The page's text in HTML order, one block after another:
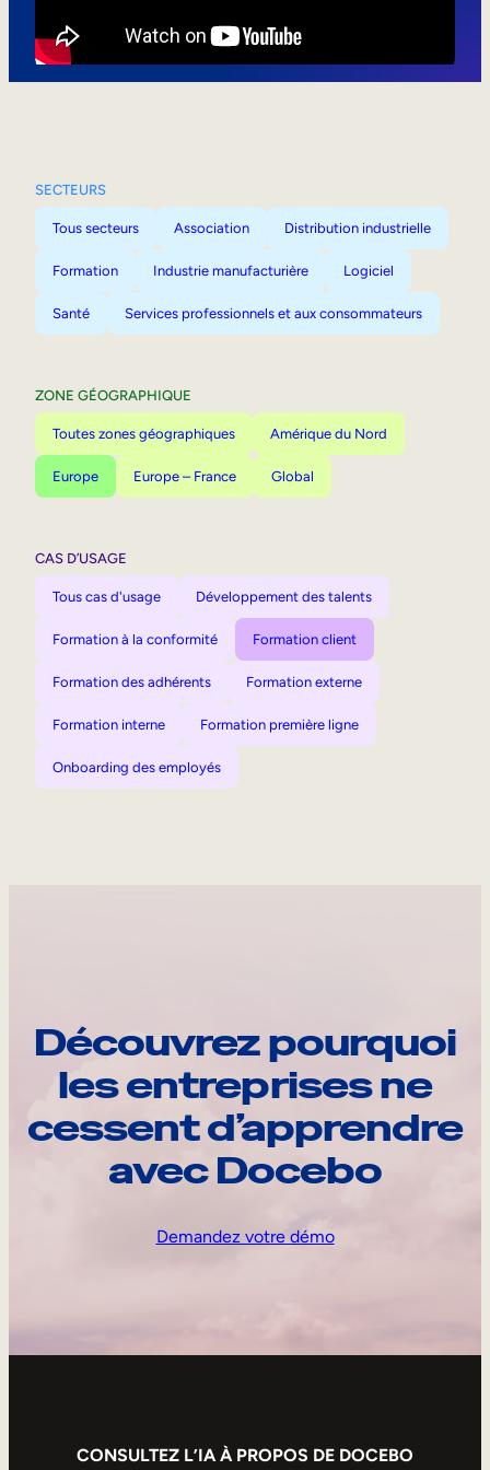
SECTEURS
Tous secteurs Association Distribution industrielle
Formation Industrie manufacturière Logiciel
Santé Services professionnels et aux consommateurs
ZONE GÉOGRAPHIQUE
Toutes zones géographiques Amérique du Nord
Europe Europe – France Global
CAS D’USAGE
Tous cas d'usage Développement des talents
Formation à la conformité Formation client
Formation des adhérents Formation externe
Formation interne Formation première ligne
Onboarding des employés
Découvrez pourquoi
les entreprises ne
cessent d’apprendre
avec Docebo
Demandez votre démo
CONSULTEZ L’IA À PROPOS DE DOCEBO